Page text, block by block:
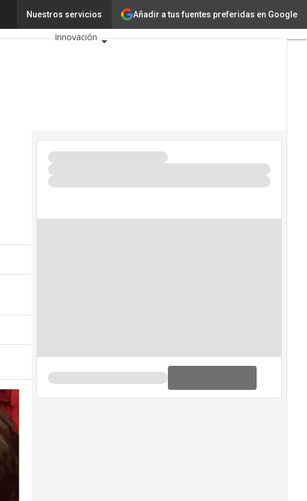
Añadir a tus fuentes preferidas en Google
Nuestros servicios
TIC?Tecnología
Innovación
TIC 2026